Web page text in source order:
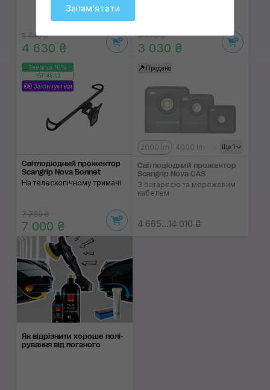
5 445 ₴
4 630 ₴
3 370 ₴
3 030 ₴
Знижка 10%
157:45:02
Закінчується
Світлодіодний прожектор
Scangrip Nova Bonnet
На телескопічному тримачі
7 780 ₴
7 000 ₴
Продано
Ще 1
2000 lm 4000 lm 10000 lm
Світлодіодний прожектор
Scangrip Nova CAS
З батареєю та мережевим
кабелем
4 665...14 010 ₴
Як відрізнити хоро­ше по­лі­
ру­ван­ня від пога­ного
Запамʼятати